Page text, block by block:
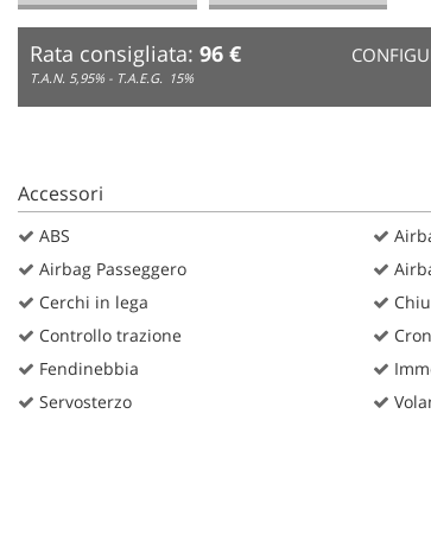
Rata consigliata: 96 €
T.A.N. 5,95% - T.A.E.G. 15%
Accessori
ABS
Airbag Passeggero
Cerchi in lega
Controllo trazione
Fendinebbia
Servosterzo